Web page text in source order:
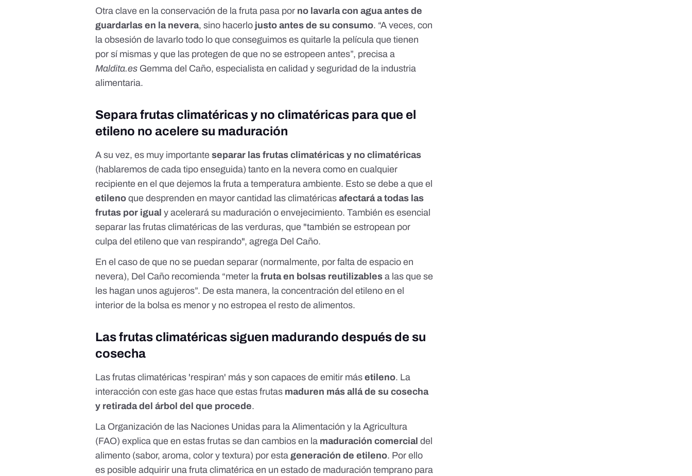
Otra clave en la conservación de la fruta pasa por no lavarla con agua antes de
guardarlas en la nevera, sino hacerlo justo antes de su consumo. “A veces, con
la obsesión de lavarlo todo lo que conseguimos es quitarle la película que tienen
por sí mismas y que las protegen de que no se estropeen antes”, precisa a
Maldita.es Gemma del Caño, especialista en calidad y seguridad de la industria
alimentaria.
Separa frutas climatéricas y no climatéricas para que el
etileno no acelere su maduración
A su vez, es muy importanteseparar las frutas climatéricas y no climatéricas
(hablaremos de cada tipo enseguida) tanto en la nevera como en cualquier
recipiente en el que dejemos la fruta a temperatura ambiente. Esto se debe a que el
etilenoque desprenden en mayor cantidad las climatéricasafectará a todas las
frutas por igual y acelerará su maduración o envejecimiento. También es esencial
separar las frutas climatéricas de las verduras, que "también se estropean por
culpa del etileno que van respirando", agrega Del Caño.
En el caso de que no se puedan separar (normalmente, por falta de espacio en
nevera), Del Caño recomienda “meter lafruta en bolsas reutilizables a las que se
les hagan unos agujeros”. De esta manera, la concentración del etileno en el
interior de la bolsa es menor y no estropea el resto de alimentos.
Las frutas climatéricas siguen madurando después de su
cosecha
Las frutas climatéricas 'respiran' más y son capaces de emitir másetileno. La
interacción con este gas hace que estas frutas maduren más allá de su cosecha
y retirada del árbol del que procede.
La Organización de las Naciones Unidas para la Alimentación y la Agricultura
(FAO) explica que en estas frutas se dan cambios en la maduración comercial del
alimento (sabor, aroma, color y textura) por esta generación de etileno. Por ello
es posible adquirir una fruta climatérica en un estado de maduración temprano para